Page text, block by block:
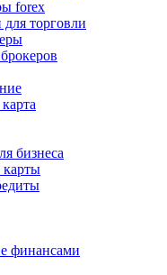
forex
торговли
бизнеса
карты
финансами